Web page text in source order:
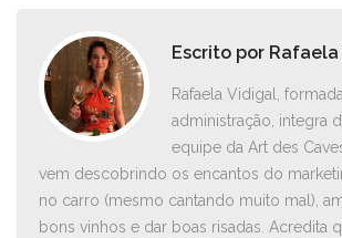
Escrito por
Rafaela Vidigal,
administração, integra
equipe da Art des
vem descobrindo os encantos do
no carro ­(mesmo cantando muito mal),
bons vinhos e dar boas risadas. Acredita